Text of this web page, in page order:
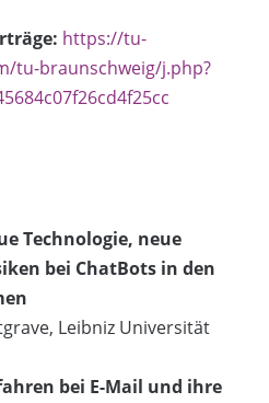
https://tu-
tu-braunschweig/j.php?
Technologie, neue
bei ChatBots in den
Leibniz Universität
bei E-Mail und ihre